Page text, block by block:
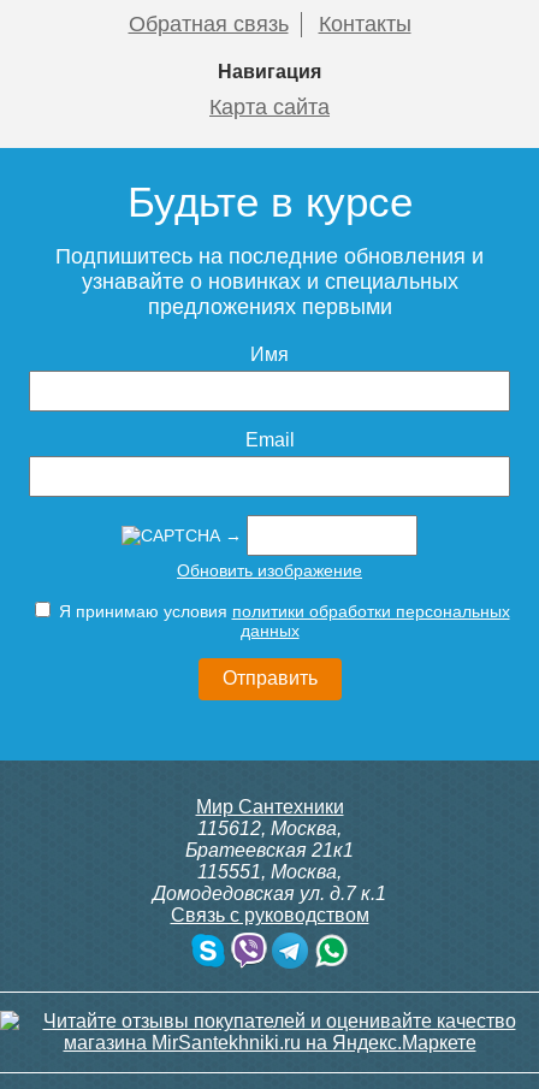
Обратная связь Контакты
Навигация
Карта сайта
Будьте в курсе
Подпишитесь на последние обновления и
узнавайте о новинках и специальных
предложениях первыми
Имя
Email
→
Обновить изображение
Я принимаю условия политики обработки персональных
данных
Мир Сантехники
115612, Москва,
Братеевская 21к1
115551, Москва,
Домодедовская ул. д.7 к.1
Связь с руководством